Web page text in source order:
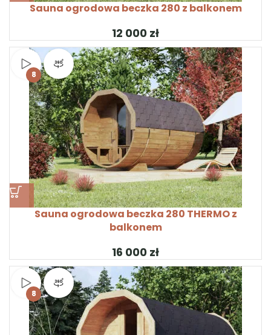
Sauna ogrodowa beczka 280 z balkonem
zł
Obejrzyj wideo
8
Widok produktu 360°
Sauna ogrodowa beczka 280 THERMO z
balkonem
zł
Obejrzyj wideo
8
Widok produktu 360°